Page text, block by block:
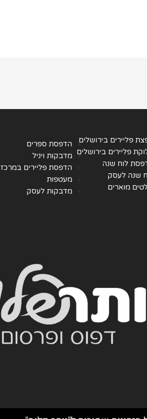
פליירים בירושלים
פליירים בירושלים
לוח שנה
שנה לעסק
מוארים
הדפסת ספרים
מדבקות ויניל
הדפסת פליירים במרכז
מעטפות
מדבקות לעסק